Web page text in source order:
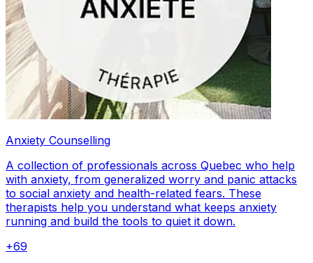
Anxiety Counselling
A collection of professionals across Quebec who help
with anxiety, from generalized worry and panic attacks
to social anxiety and health-related fears. These
therapists help you understand what keeps anxiety
running and build the tools to quiet it down.
+69